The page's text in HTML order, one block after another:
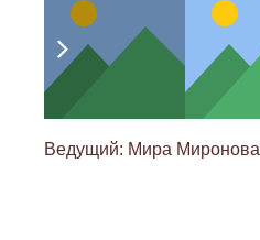
выполнении и получите
Ретрит подходит для
практику.
Ведущий: Мира Миронова